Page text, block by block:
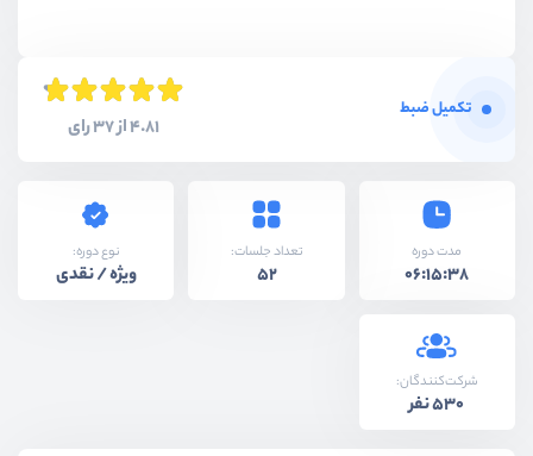
تکمیل ضبط
4.81 از 37 رای
مدت دوره
06:15:38
تعداد جلسات:
52
نوع دوره:
ویژه / نقدی
شرکت‌کنندگان:
530 نفر